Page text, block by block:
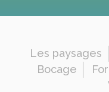
Les paysages
Bocage